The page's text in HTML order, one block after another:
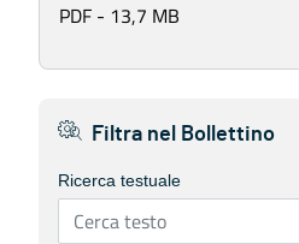
PDF - 13,7 MB
Filtra nel Bollettino
Ricerca testuale